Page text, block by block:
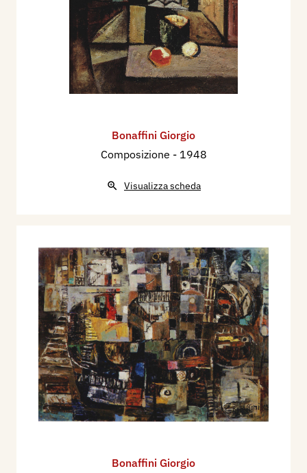
Bonaffini Giorgio
Composizione - 1948
Visualizza scheda
Bonaffini Giorgio